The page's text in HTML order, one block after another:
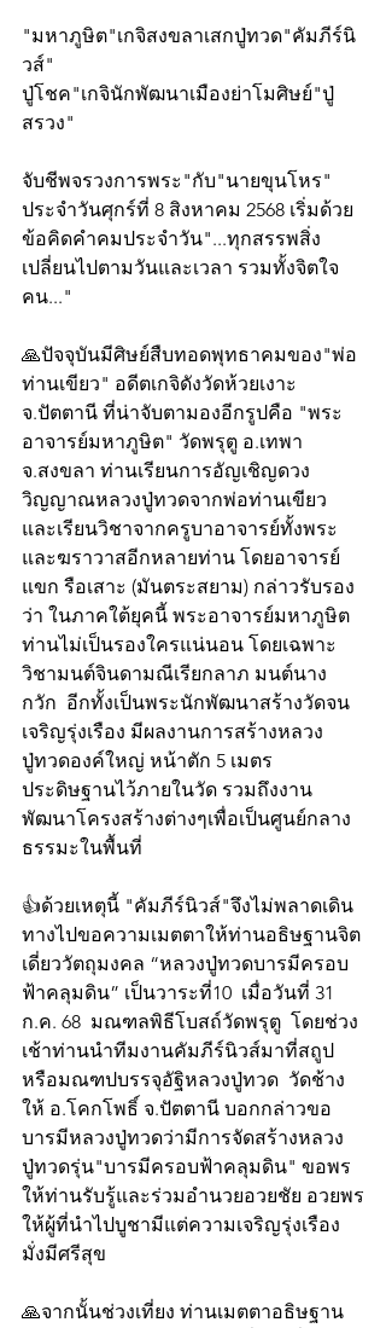
"มหาภูษิต"เกจิสงขลาเสกปู่ทวด"คัมภีร์นิ
วส์"
ปู่โชค"เกจินักพัฒนาเมืองย่าโมศิษย์"ปู่
สรวง"
จับชีพจรวงการพระ"กับ"นายขุนโหร"
ประจำวันศุกร์ที่ 8 สิงหาคม 2568 เริ่มด้วย
ข้อคิดคำคมประจำวัน"...ทุกสรรพสิ่ง
เปลี่ยนไปตามวันและเวลา รวมทั้งจิตใจ
คน..."
🙏ปัจจุบันมีศิษย์สืบทอดพุทธาคมของ"พ่อ
ท่านเขียว" อดีตเกจิดังวัดห้วยเงาะ
จ.ปัตตานี ที่น่าจับตามองอีกรูปคือ "พระ
อาจารย์มหาภูษิต" วัดพรุตู อ.เทพา
จ.สงขลา ท่านเรียนการอัญเชิญดวง
วิญญาณหลวงปู่ทวดจากพ่อท่านเขียว
และเรียนวิชาจากครูบาอาจารย์ทั้งพระ
และฆราวาสอีกหลายท่าน โดยอาจารย์
แขก รือเสาะ (มันตระสยาม) กล่าวรับรอง
ว่า ในภาคใต้ยุคนี้ พระอาจารย์มหาภูษิต
ท่านไม่เป็นรองใครแน่นอน โดยเฉพาะ
วิชามนต์จินดามณีเรียกลาภ มนต์นาง
กวัก  อีกทั้งเป็นพระนักพัฒนาสร้างวัดจน
เจริญรุ่งเรือง มีผลงานการสร้างหลวง
ปู่ทวดองค์ใหญ่ หน้าตัก 5 เมตร
ประดิษฐานไว้ภายในวัด รวมถึงงาน
พัฒนาโครงสร้างต่างๆเพื่อเป็นศูนย์กลาง
ธรรมะในพื้นที่
👍ด้วยเหตุนี้ "คัมภีร์นิวส์"จึงไม่พลาดเดิน
ทางไปขอความเมตตาให้ท่านอธิษฐานจิต
เดี่ยววัตถุมงคล “หลวงปู่ทวดบารมีครอบ
ฟ้าคลุมดิน” เป็นวาระที่10  เมื่อวันที่ 31
ก.ค. 68  มณฑลพิธีโบสถ์วัดพรุตู  โดยช่วง
เช้าท่านนำทีมงานคัมภีร์นิวส์มาที่สถูป
หรือมณฑปบรรจุอัฐิหลวงปู่ทวด  วัดช้าง
ให้ อ.โคกโพธิ์ จ.ปัตตานี บอกกล่าวขอ
บารมีหลวงปู่ทวดว่ามีการจัดสร้างหลวง
ปู่ทวดรุ่น"บารมีครอบฟ้าคลุมดิน" ขอพร
ให้ท่านรับรู้และร่วมอำนวยอวยชัย อวยพร
ให้ผู้ที่นำไปบูชามีแต่ความเจริญรุ่งเรือง
มั่งมีศรีสุข
🙏จากนั้นช่วงเที่ยง ท่านเมตตาอธิษฐาน